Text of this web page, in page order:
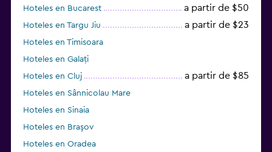
Hoteles en Bucarest a partir de $50
Hoteles en Targu Jiu a partir de $23
Hoteles en Timisoara
Hoteles en Galați
Hoteles en Cluj
a partir de $85
Hoteles en Sânnicolau Mare
Hoteles en Sinaia
Hoteles en Braşov
Hoteles en Oradea